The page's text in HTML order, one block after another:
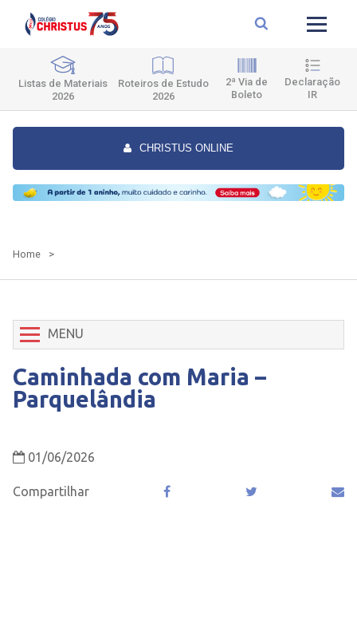
Listas de Materiais
2026
Roteiros de Estudo
2026
2ª Via de
Boleto
Declaração
IR
CHRISTUS ONLINE
Home >
MENU
Caminhada com Maria –
Parquelândia
01/06/2026
Compartilhar